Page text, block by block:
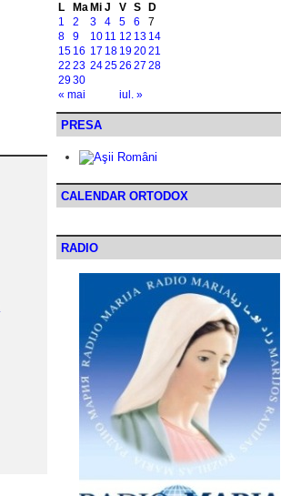
L
Ma Mi J V S D
« mai iul. »
1 2 3 4 5 6
7
8
9 10 11 12 13 14
15 16 17 18 192021
22 23 242526 27 28
2930
PRESA
CALENDAR ORTODOX
RADIO